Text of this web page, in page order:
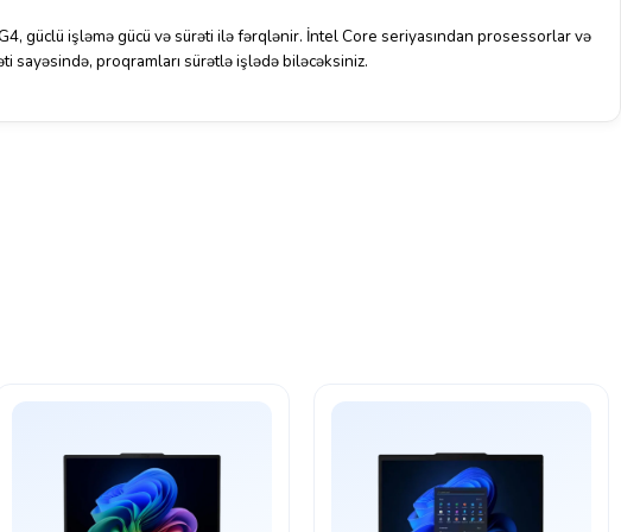
güclü işləmə gücü və sürəti ilə fərqlənir. İntel Core seriyasından prosessorlar və
sayəsində, proqramları sürətlə işlədə biləcəksiniz.